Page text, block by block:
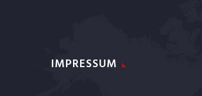
IMPRESSUM